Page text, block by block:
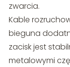
zwarcia.
Kable
bieguna
zacisk jest
metalowymi